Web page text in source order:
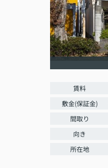
賃料
敷金(保証金)
間取り
向き
所在地